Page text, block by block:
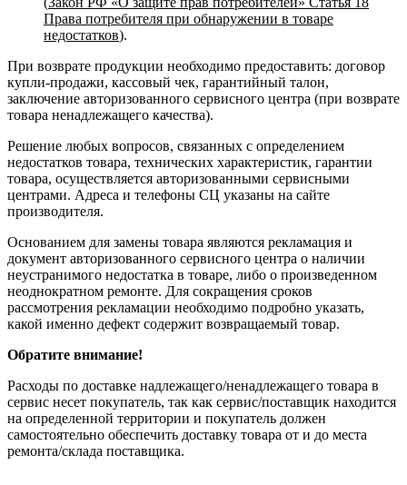
Права потребителя при обнаружении в товаре
недостатков).
При возврате продукции необходимо предоставить: договор
купли-продажи, кассовый чек, гарантийный талон,
заключение авторизованного сервисного центра (при возврате
товара ненадлежащего качества).
Решение любых вопросов, связанных с определением
недостатков товара, технических характеристик, гарантии
товара, осуществляется авторизованными сервисными
центрами. Адреса и телефоны СЦ указаны на сайте
производителя.
Основанием для замены товара являются рекламация и
документ авторизованного сервисного центра о наличии
неустранимого недостатка в товаре, либо о произведенном
неоднократном ремонте. Для сокращения сроков
рассмотрения рекламации необходимо подробно указать,
какой именно дефект содержит возвращаемый товар.
Обратите внимание!
Расходы по доставке надлежащего/ненадлежащего товара в
сервис несет покупатель, так как сервис/поставщик находится
на определенной территории и покупатель должен
самостоятельно обеспечить доставку товара от и до места
ремонта/склада поставщика.